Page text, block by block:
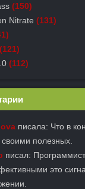
(150)
Nitrate (131)
(121)
(112)
писала: Что в
своими полезных.
писал:
это